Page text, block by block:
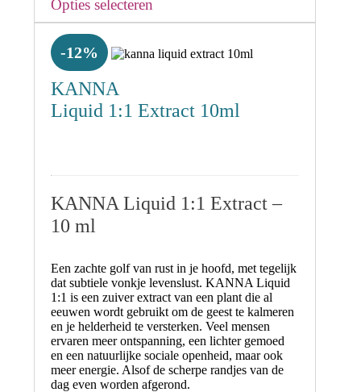
Opties selecteren
-12%
KANNA
Liquid 1:1 Extract 10ml
KANNA Liquid 1:1 Extract –
10 ml
Een zachte golf van rust in je hoofd, met tegelijk
dat subtiele vonkje levenslust. KANNA Liquid
1:1 is een zuiver extract van een plant die al
eeuwen wordt gebruikt om de geest te kalmeren
en je helderheid te versterken. Veel mensen
ervaren meer ontspanning, een lichter gemoed
en een natuurlijke sociale openheid, maar ook
meer energie. Alsof de scherpe randjes van de
dag even worden afgerond.